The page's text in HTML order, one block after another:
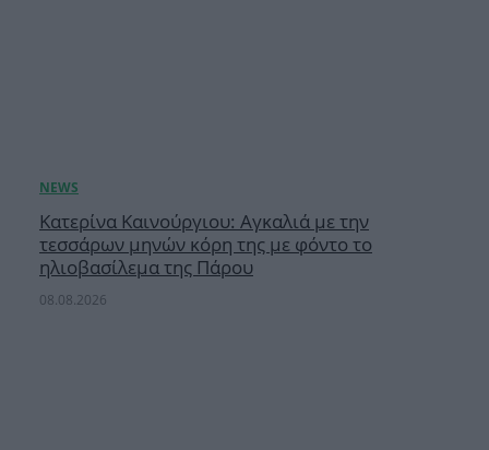
Κατερίνα Καινούργιου: Αγκαλιά με την
τεσσάρων μηνών κόρη της με φόντο το
ηλιοβασίλεμα της Πάρου
08.08.2026